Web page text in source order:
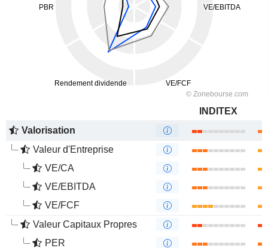
INDITEX
Valorisation
Valeur d'Entreprise
VE/CA
VE/EBITDA
VE/FCF
Valeur Capitaux Propres
PER